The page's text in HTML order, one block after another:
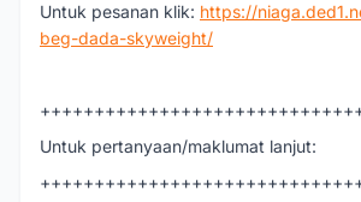
Untuk pesanan klik: https://
beg-dada-skyweight/
Untuk pertanyaan/maklumat lanjut: